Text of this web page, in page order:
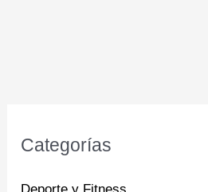
Categorías